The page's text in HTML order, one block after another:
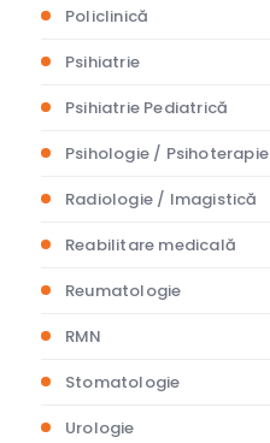
Policlinică
Psihiatrie
Psihiatrie Pediatrică
Psihologie / Psihoterapie
Radiologie / Imagistică
Reabilitare medicală
Reumatologie
RMN
Stomatologie
Urologie